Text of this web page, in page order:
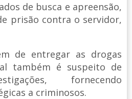
de busca e apreensão,
prisão contra o servidor,
de entregar as drogas
também é suspeito de
fornecendo
a criminosos.